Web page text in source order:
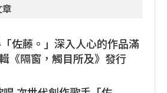
佐藤。」深入人心的作品滿
《隔窗，觸目所及》發行